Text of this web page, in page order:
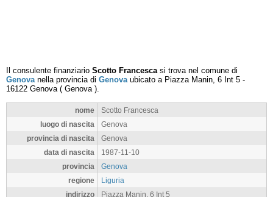
Il consulente finanziario Scotto Francescasi trova nel comune di
Genovanella provincia di Genovaubicato a Piazza Manin, 6 Int 5 -
16122 Genova( Genova).
nome
Scotto Francesca
luogo di nascita
Genova
provincia di nascita
Genova
data di nascita
1987-11-10
provincia
Genova
regione
Liguria
indirizzo
Piazza Manin, 6 Int 5